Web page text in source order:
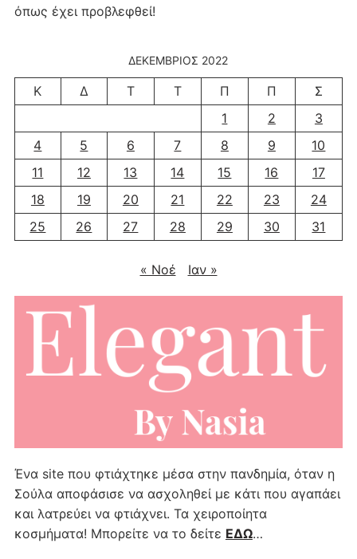
όπως έχει προβλεφθεί!
ΔΕΚΈΜΒΡΙΟΣ 2022
Κ Δ Τ Τ Π Π
Σ
1
2
3
4
5 6 7 8 9
10
11
12 13 14 15 16
17
18
19 20 21 22 23
24
25
26 27 28 29 30 31
« Νοέ Ιαν »
Ένα site που φτιάχτηκε μέσα στην πανδημία, όταν η
Σούλα αποφάσισε να ασχοληθεί με κάτι που αγαπάει
και λατρεύει να φτιάχνει. Τα χειροποίητα
κοσμήματα! Μπορείτε να το δείτε ΕΔΩ…